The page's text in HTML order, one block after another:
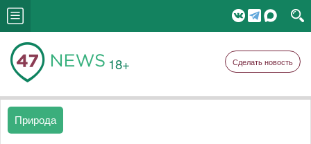
18+ Сделать новость
Природа